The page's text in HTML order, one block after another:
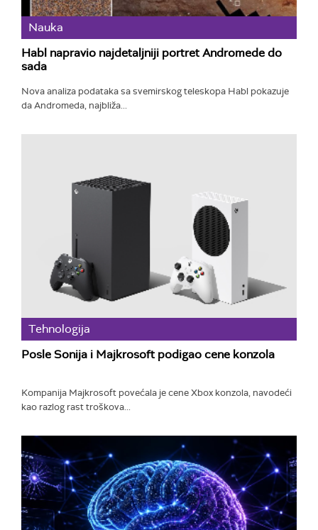
Nauka
Habl napravio najdetaljniji portret Andromede do
sada
Nova analiza podataka sa svemirskog teleskopa Habl pokazuje
da Andromeda, najbliža...
Tehnologija
Posle Sonija i Majkrosoft podigao cene konzola
Kompanija Majkrosoft povećala je cene Xbox konzola, navodeći
kao razlog rast troškova...